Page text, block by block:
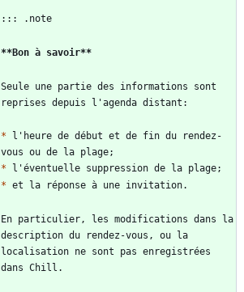
**Bon à savoir**
Seule une partie des informations sont
* l'heure de début et de fin du rendez-
*
*
En particulier, les modifications dans la
description du rendez-vous, ou la
localisation ne sont pas enregistrées